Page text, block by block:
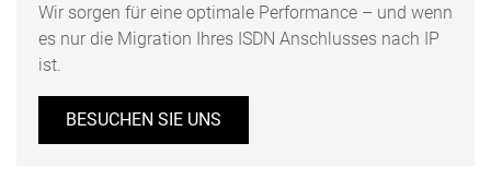
Wir sorgen für eine optimale Performance – und wenn
es nur die Migration Ihres ISDN Anschlusses nach IP
ist.
BESUCHEN SIE UNS